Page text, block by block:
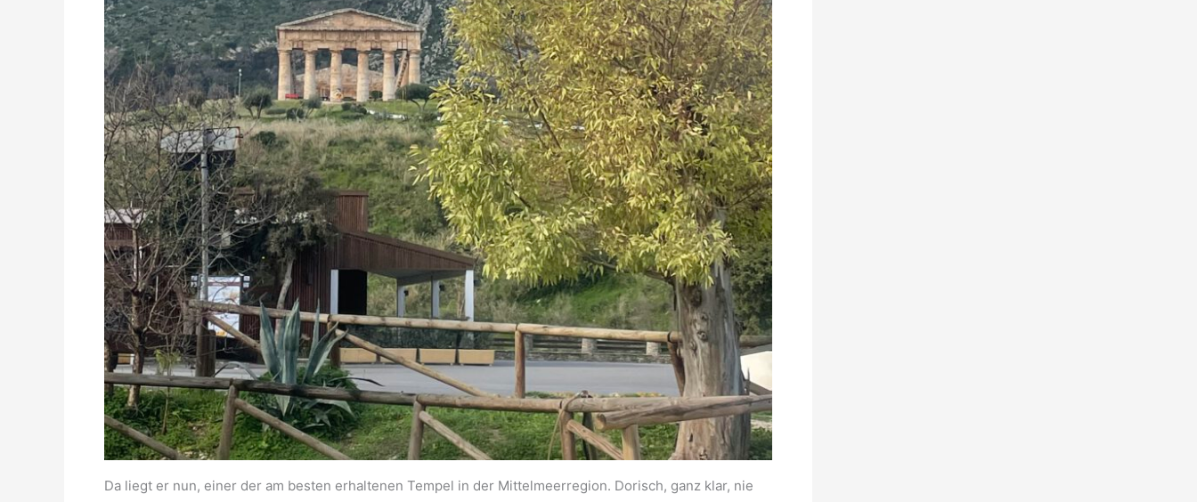
Da liegt er nun, einer der am besten erhaltenen Tempel in der Mittelmeerregion. Dorisch, ganz klar, nie